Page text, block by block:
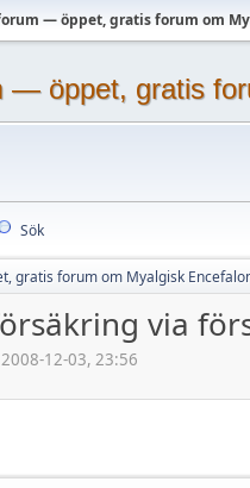
— öppet, gratis forum om
— öppet, gratis
Sök
gratis forum om Myalgisk
via
12-03, 23:56